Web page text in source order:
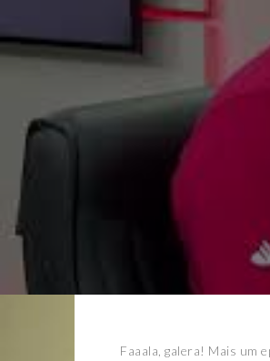
Faaala, galera! Mais um